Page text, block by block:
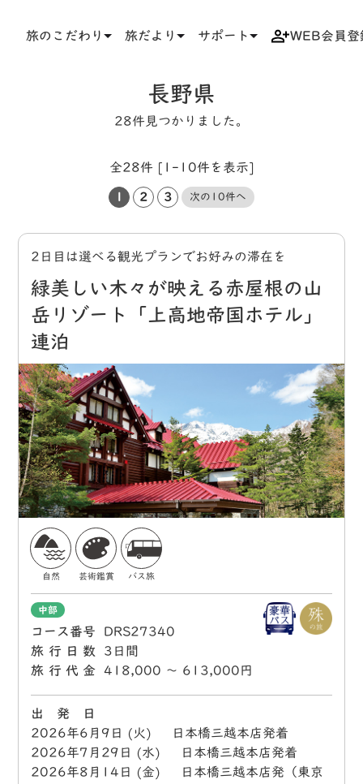
旅のこだわり 旅だより サポート WEB会員登
長野県
28件見つかりました。
全28件 [1-10件を表示]
2 3 次の10件へ
2日目は選べる観光プランでお好みの滞在を
緑美しい木々が映える赤屋根の山
岳リゾート「上高地帝国ホテル」
連泊
自然 芸術鑑賞 バス旅
中部
コース番号
DRS27340
旅行日数
3日間
旅行代金
418,000 〜 613,000円
出 発 日
2026年6月9日 (火) 日本橋三越本店発着
2026年7月29日 (水) 日本橋三越本店発着
2026年8月14日 (金) 日本橋三越本店発（東京